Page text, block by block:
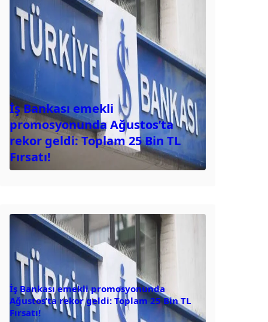
İş Bankası emekli
promosyonunda Ağustos’ta
rekor geldi: Toplam 25 Bin TL
Fırsatı!
İş Bankası emekli promosyonunda
Ağustos’ta rekor geldi: Toplam 25 Bin TL
Fırsatı!